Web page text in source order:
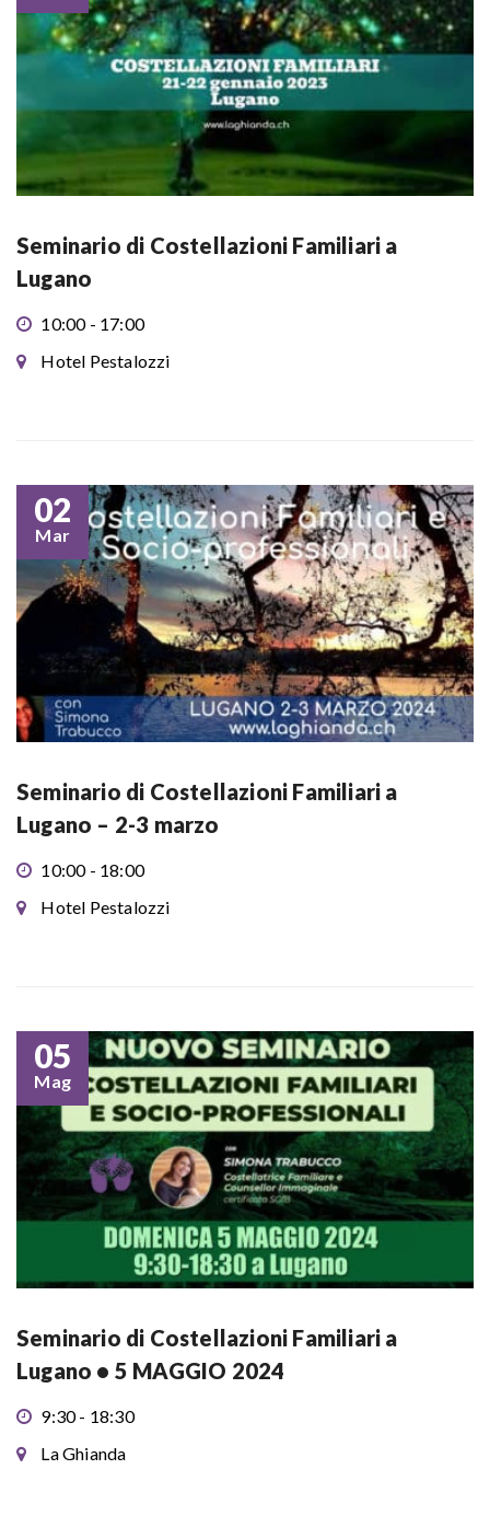
Seminario di Costellazioni Familiari a
Lugano
10:00 - 17:00
Hotel Pestalozzi
02
Mar
Seminario di Costellazioni Familiari a
Lugano – 2-3 marzo
10:00 - 18:00
Hotel Pestalozzi
05
Mag
Seminario di Costellazioni Familiari a
Lugano • 5 MAGGIO 2024
9:30 - 18:30
La Ghianda